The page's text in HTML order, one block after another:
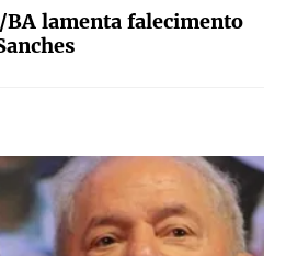
BA lamenta falecimento